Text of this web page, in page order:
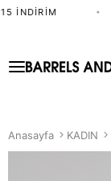
İNDIRIM
Anasayfa KADIN